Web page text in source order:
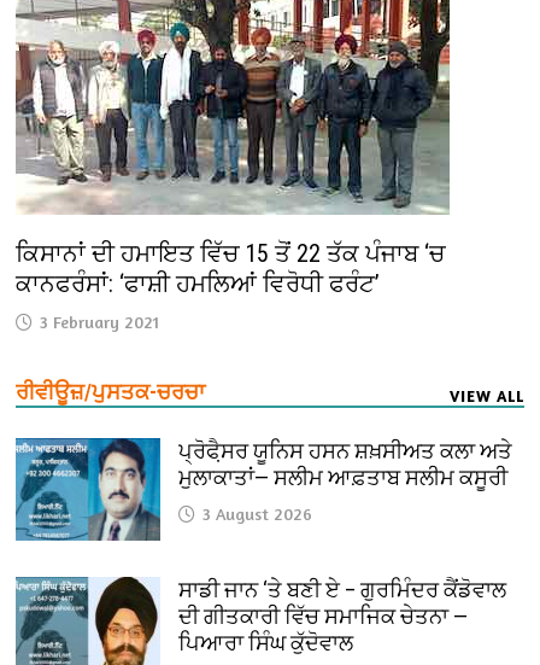
ਕਿਸਾਨਾਂ ਦੀ ਹਮਾਇਤ ਵਿੱਚ 15 ਤੋਂ 22 ਤੱਕ ਪੰਜਾਬ ‘ਚ
ਕਾਨਫਰੰਸਾਂ: ‘ਫਾਸ਼ੀ ਹਮਲਿਆਂ ਵਿਰੋਧੀ ਫਰੰਟ’
3 February 2021
ਰੀਵੀਊਜ਼/ਪੁਸਤਕ-ਚਰਚਾ VIEW ALL
ਪ੍ਰੋਫੈ਼ਸਰ ਯੂਨਿਸ ਹਸਨ ਸ਼ਖ਼ਸੀਅਤ ਕਲਾ ਅਤੇ
ਮੁਲਾਕਾਤਾਂ— ਸਲੀਮ ਆਫ਼ਤਾਬ ਸਲੀਮ ਕਸੂਰੀ
3 August 2026
ਸਾਡੀ ਜਾਨ ‘ਤੇ ਬਣੀ ਏ – ਗੁਰਮਿੰਦਰ ਕੈਂਡੋਵਾਲ
ਦੀ ਗੀਤਕਾਰੀ ਵਿੱਚ ਸਮਾਜਿਕ ਚੇਤਨਾ —
ਪਿਆਰਾ ਸਿੰਘ ਕੁੱਦੋਵਾਲ